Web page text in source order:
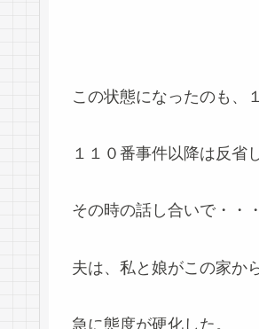
この状態になったのも、
１１０番事件以降は反省
その時の話し合いで・・
夫は、私と娘がこの家か
急に態度が硬化した。